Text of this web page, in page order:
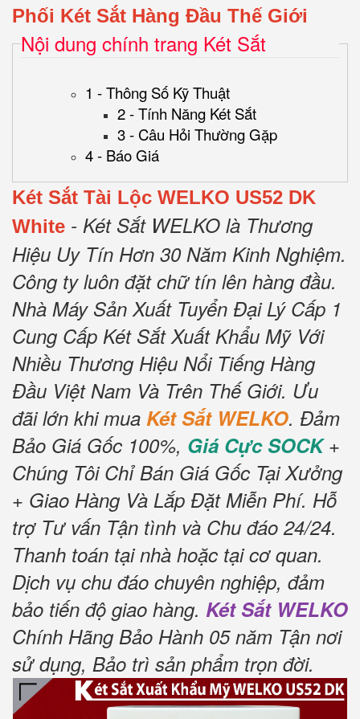
Phối Két Sắt Hàng Đầu Thế Giới
Nội dung chính trang Két Sắt
1 - Thông Số Kỹ Thuật
2 - Tính Năng Két Sắt
3 - Câu Hỏi Thường Gặp
4 - Báo Giá
Két Sắt Tài Lộc WELKO US52 DK
White - Két Sắt WELKO là Thương
Hiệu Uy Tín Hơn 30 Năm Kinh Nghiệm.
Công ty luôn đặt chữ tín lên hàng đầu.
Nhà Máy Sản Xuất Tuyển Đại Lý Cấp 1
Cung Cấp Két Sắt Xuất Khẩu Mỹ Với
Nhiều Thương Hiệu Nổi Tiếng Hàng
Đầu Việt Nam Và Trên Thế Giới. Ưu
đãi lớn khi mua Két Sắt WELKO. Đảm
Bảo Giá Gốc 100%, Giá Cực SOCK+
Chúng Tôi Chỉ Bán Giá Gốc Tại Xưởng
+ Giao Hàng Và Lắp Đặt Miễn Phí. Hỗ
trợ Tư vấn Tận tình và Chu đáo 24/24.
Thanh toán tại nhà hoặc tại cơ quan.
Dịch vụ chu đáo chuyên nghiệp, đảm
bảo tiến độ giao hàng. Két Sắt WELKO
Chính Hãng Bảo Hành 05 năm Tận nơi
sử dụng, Bảo trì sản phẩm trọn đời.